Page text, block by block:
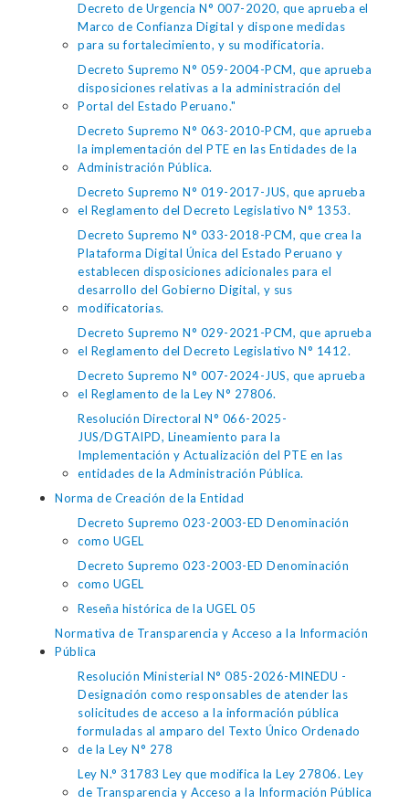
Decreto de Urgencia N° 007-2020, que aprueba el
Marco de Confianza Digital y dispone medidas
para su fortalecimiento, y su modificatoria.
Decreto Supremo N° 059-2004-PCM, que aprueba
disposiciones relativas a la administración del
Portal del Estado Peruano."
Decreto Supremo N° 063-2010-PCM, que aprueba
la implementación del PTE en las Entidades de la
Administración Pública.
Decreto Supremo N° 019-2017-JUS, que aprueba
el Reglamento del Decreto Legislativo N° 1353.
Decreto Supremo N° 033-2018-PCM, que crea la
Plataforma Digital Única del Estado Peruano y
establecen disposiciones adicionales para el
desarrollo del Gobierno Digital, y sus
modificatorias.
Decreto Supremo N° 029-2021-PCM, que aprueba
el Reglamento del Decreto Legislativo N° 1412.
Decreto Supremo N° 007-2024-JUS, que aprueba
el Reglamento de la Ley N° 27806.
Resolución Directoral N° 066-2025-
JUS/DGTAIPD, Lineamiento para la
Implementación y Actualización del PTE en las
entidades de la Administración Pública.
Norma de Creación de la Entidad
Decreto Supremo 023-2003-ED Denominación
como UGEL
Decreto Supremo 023-2003-ED Denominación
como UGEL
Reseña histórica de la UGEL 05
Normativa de Transparencia y Acceso a la Información
Pública
Resolución Ministerial N° 085-2026-MINEDU -
Designación como responsables de atender las
solicitudes de acceso a la información pública
formuladas al amparo del Texto Único Ordenado
de la Ley N° 278
Ley N.° 31783 Ley que modifica la Ley 27806. Ley
de Transparencia y Acceso a la Información Pública